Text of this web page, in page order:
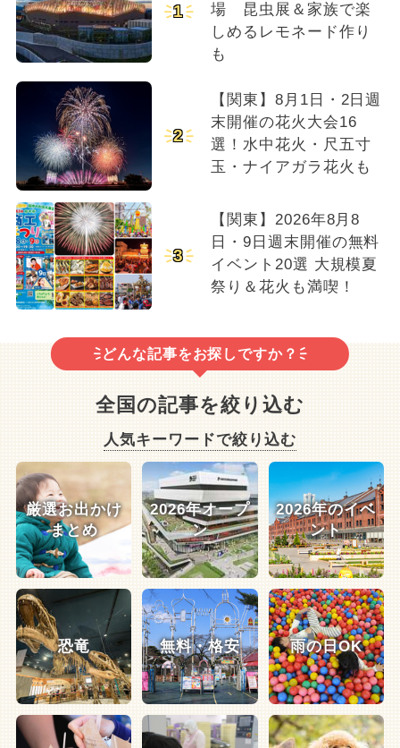
1
場 昆虫展＆家族で楽
しめるレモネード作り
も
2
【関東】8月1日・2日週
末開催の花火大会16
選！水中花火・尺五寸
玉・ナイアガラ花火も
3
【関東】2026年8月8
日・9日週末開催の無料
イベント20選 大規模夏
祭り＆花火も満喫！
どんな記事をお探しですか？
全国の記事を絞り込む
人気キーワードで絞り込む
厳選お出かけ
まとめ
2026年オープ
ン
2026年のイベ
ント
恐竜 無料・格安 雨の日OK